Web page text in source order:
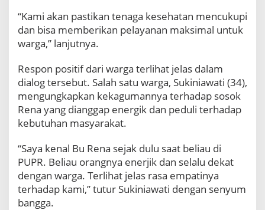
g
a
o
r
“Kami akan pastikan tenaga kesehatan mencukupi
dan bisa memberikan pelayanan maksimal untuk
warga,” lanjutnya.
Respon positif dari warga terlihat jelas dalam
dialog tersebut. Salah satu warga, Sukiniawati (34),
mengungkapkan kekagumannya terhadap sosok
Rena yang dianggap energik dan peduli terhadap
kebutuhan masyarakat.
“Saya kenal Bu Rena sejak dulu saat beliau di
PUPR. Beliau orangnya enerjik dan selalu dekat
dengan warga. Terlihat jelas rasa empatinya
terhadap kami,” tutur Sukiniawati dengan senyum
bangga.